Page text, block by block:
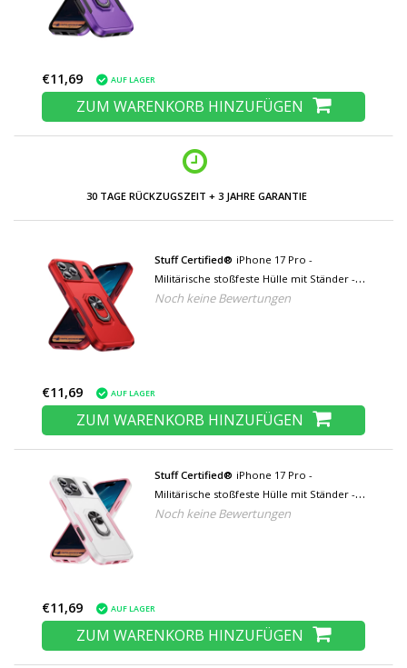
€11,69 AUF LAGER
ZUM WARENKORB HINZUFÜGEN
30 TAGE RÜCKZUGSZEIT + 3 JAHRE GARANTIE
Stuff Certified® iPhone 17 Pro -
Militärische stoßfeste Hülle mit Ständer -
Grip Socket Magnetische Schutzhülle - Rot
Noch keine Bewertungen
€11,69 AUF LAGER
ZUM WARENKORB HINZUFÜGEN
Stuff Certified® iPhone 17 Pro -
Militärische stoßfeste Hülle mit Ständer -
Grip Socket Magnetische Schutzhülle -
Noch keine Bewertungen
€11,69 AUF LAGER
ZUM WARENKORB HINZUFÜGEN